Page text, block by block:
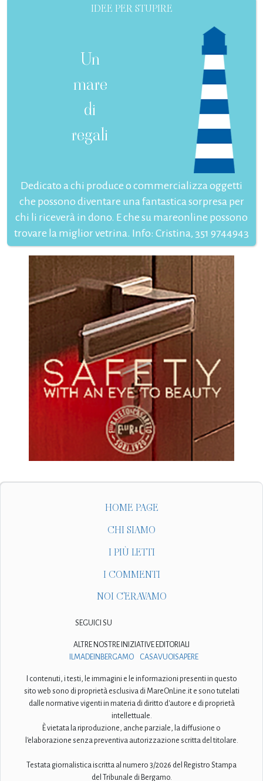
IDEE PER STUPIRE
Un
mare
di
regali
Dedicato a chi produce o commercializza oggetti
che possono diventare una fantastica sorpresa per
chi li riceverà in dono. E che su mareonline possono
trovare la miglior vetrina. Info: Cristina, 351 9744943
HOME PAGE
CHI SIAMO
I PIÙ LETTI
I COMMENTI
NOI C'ERAVAMO
SEGUICI SU
ALTRE NOSTRE INIZIATIVE EDITORIALI
ILMADEINBERGAMO
CASAVUOISAPERE
I contenuti, i testi, le immagini e le informazioni presenti in questo
sito web sono di proprietà esclusiva di MareOnLine.it e sono tutelati
dalle normative vigenti in materia di diritto d'autore e di proprietà
intellettuale.
È vietata la riproduzione, anche parziale, la diffusione o
l'elaborazione senza preventiva autorizzazione scritta del titolare.
Testata giornalistica iscritta al numero 3/2026 del Registro Stampa
del Tribunale di Bergamo.